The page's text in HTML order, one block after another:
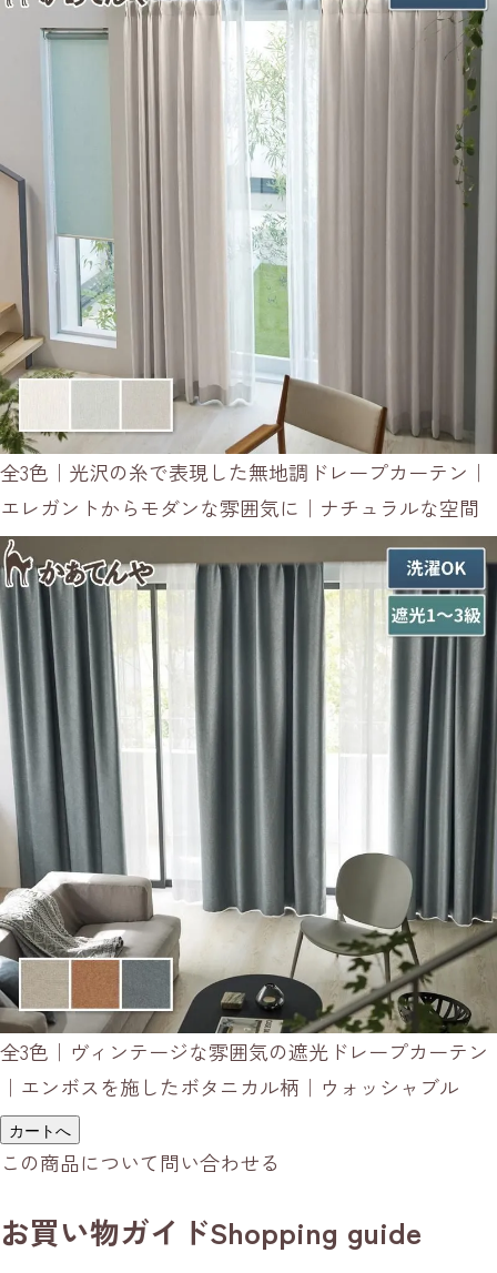
全3色｜光沢の糸で表現した無地調ドレープカーテン｜
エレガントからモダンな雰囲気に｜ナチュラルな空間
全3色｜ヴィンテージな雰囲気の遮光ドレープカーテン
｜エンボスを施したボタニカル柄｜ウォッシャブル
カートへ
この商品について問い合わせる
お買い物ガイドShopping guide